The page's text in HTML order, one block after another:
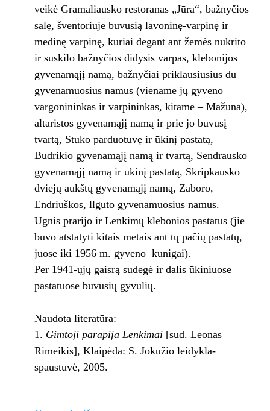
veikė Gramaliausko restoranas „Jūra“, bažnyčios
salę, šventoriuje buvusią lavoninę-varpinę ir
medinę varpinę, kuriai degant ant žemės nukrito
ir suskilo bažnyčios didysis varpas, klebonijos
gyvenamąjį namą, bažnyčiai priklausiusius du
gyvenamuosius namus (viename jų gyveno
vargonininkas ir varpininkas, kitame – Mažūna),
altaristos gyvenamąjį namą ir prie jo buvusį
tvartą, Stuko parduotuvę ir ūkinį pastatą,
Budrikio gyvenamąjį namą ir tvartą, Sendrausko
gyvenamąjį namą ir ūkinį pastatą, Skripkausko
dviejų aukštų gyvenamąjį namą, Zaboro,
Endriuškos, llguto gyvenamuosius namus.
Ugnis prarijo ir Lenkimų klebonios pastatus (jie
buvo atstatyti kitais metais ant tų pačių pastatų,
juose iki 1956 m. gyveno kunigai).
Per 1941-ųjų gaisrą sudegė ir dalis ūkiniuose
pastatuose buvusių gyvulių.
Naudota literatūra:
Gimtoji parapija Lenkimai[sud. Leonas
Rimeikis], Klaipėda: S. Jokužio leidykla-
spaustuvė, 2005.